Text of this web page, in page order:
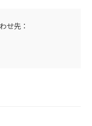
せ先：